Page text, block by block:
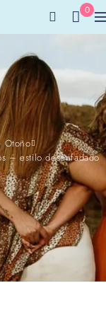
0
Otoño
– estilo desenfadado